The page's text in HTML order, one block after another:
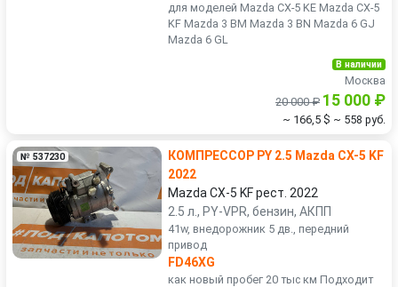
для моделей Mazda CX-5 KE Mazda CX-5
KF Mazda 3 BM Mazda 3 BN Mazda 6 GJ
Mazda 6 GL
В наличии
Москва
20 000 ₽ 15 000 ₽
~ 166,5 $ ~ 558 руб.
№ 537230
КОМПРЕССОР PY 2.5 Mazda CX-5 KF
2022
Mazda CX-5 KF рест. 2022
2.5 л., PY-VPR, бензин, АКПП
41w, внедорожник 5 дв., передний
привод
FD46XG
как новый пробег 20 тыс км Подходит